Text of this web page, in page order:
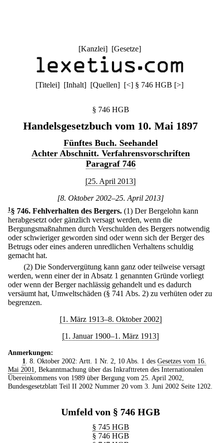
[Kanzlei] [Gesetze]
[Titelei] [Inhalt] [Quellen] [<] § 746 HGB [>]
§ 746 HGB
Handelsgesetzbuch vom 10. Mai 1897
Fünftes Buch. Seehandel
Achter Abschnitt. Verfahrensvorschriften
Paragraf 746
[25. April 2013]
[8. Oktober 2002–25. April 2013]
1 § 746. Fehlverhalten des Bergers. (1) Der Bergelohn kann
herabgesetzt oder gänzlich versagt werden, wenn die
Bergungsmaßnahmen durch Verschulden des Bergers notwendig
oder schwieriger geworden sind oder wenn sich der Berger des
Betrugs oder eines anderen unredlichen Verhaltens schuldig
gemacht hat.
(2) Die Sondervergütung kann ganz oder teilweise versagt
werden, wenn einer der in Absatz 1 genannten Gründe vorliegt
oder wenn der Berger nachlässig gehandelt und es dadurch
versäumt hat, Umweltschäden (§ 741 Abs. 2) zu verhüten oder zu
begrenzen.
[1. März 1913–8. Oktober 2002]
[1. Januar 1900–1. März 1913]
Anmerkungen:
1. 8. Oktober 2002: Artt. 1 Nr. 2, 10 Abs. 1 des Gesetzes vom 16.
Mai 2001, Bekanntmachung über das Inkrafttreten des Internationalen
Übereinkommens von 1989 über Bergung vom 25. April 2002,
Bundesgesetzblatt Teil II 2002 Nummer 20 vom 3. Juni 2002 Seite 1202.
Umfeld von § 746 HGB
§ 745 HGB
§ 746 HGB